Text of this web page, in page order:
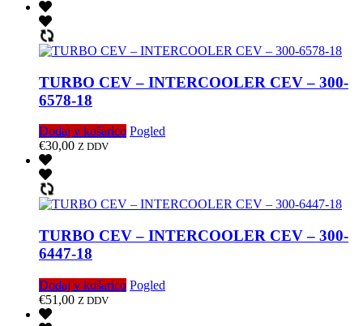
TURBO CEV – INTERCOOLER CEV – 300-
6578-18
Dodaj v košarico Pogled
€30,00 Z DDV
TURBO CEV – INTERCOOLER CEV – 300-
6447-18
Dodaj v košarico Pogled
€51,00 Z DDV